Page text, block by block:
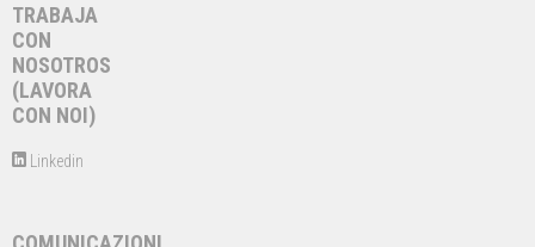
TRABAJA
CON
NOSOTROS
(LAVORA
CON NOI)
Linkedin